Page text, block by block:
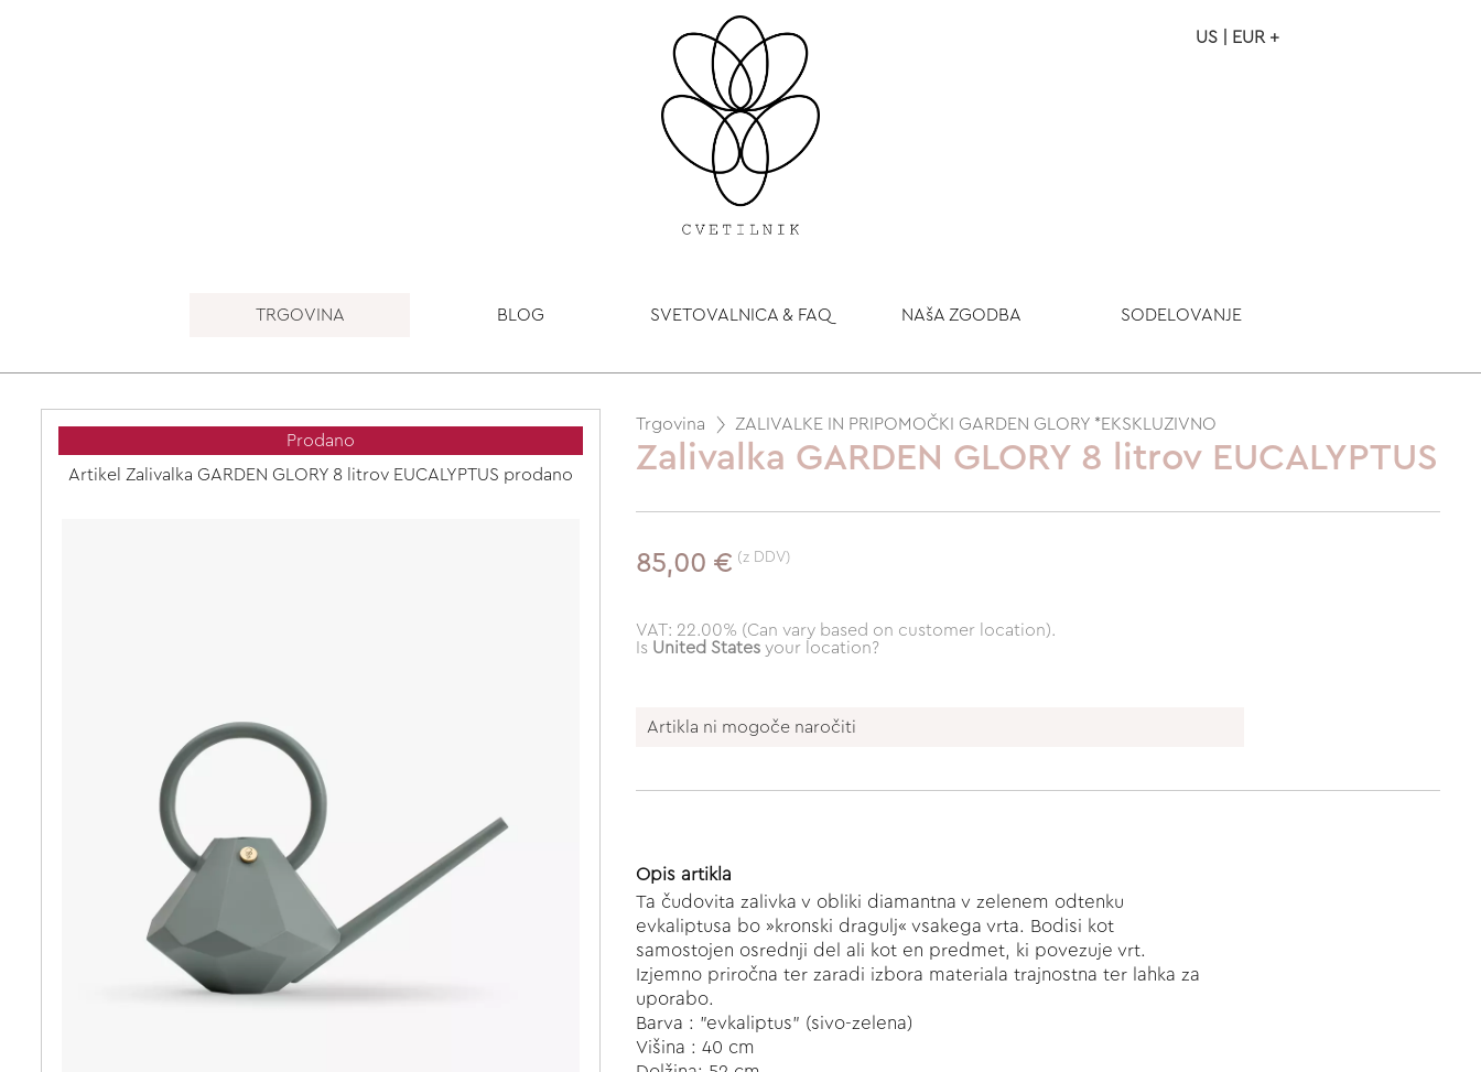
US | EUR +
TRGOVINA BLOG SVETOVALNICA & FAQ NAšA ZGODBA SODELOVANJE
Prodano
Artikel Zalivalka GARDEN GLORY 8 litrov EUCALYPTUS prodano
Trgovina ZALIVALKE IN PRIPOMOČKI GARDEN GLORY *EKSKLUZIVNO
Zalivalka GARDEN GLORY 8 litrov EUCALYPTUS
85,00 € (z DDV)
VAT: 22.00% (Can vary based on customer location).
Is United States your location?
Artikla ni mogoče naročiti
Opis artikla
Ta čudovita zalivka v obliki diamantna v zelenem odtenku
evkaliptusa bo »kronski dragulj« vsakega vrta. Bodisi kot
samostojen osrednji del ali kot en predmet, ki povezuje vrt.
Izjemno priročna ter zaradi izbora materiala trajnostna ter lahka za
uporabo.
Barva : "evkaliptus" (sivo-zelena)
Višina : 40 cm